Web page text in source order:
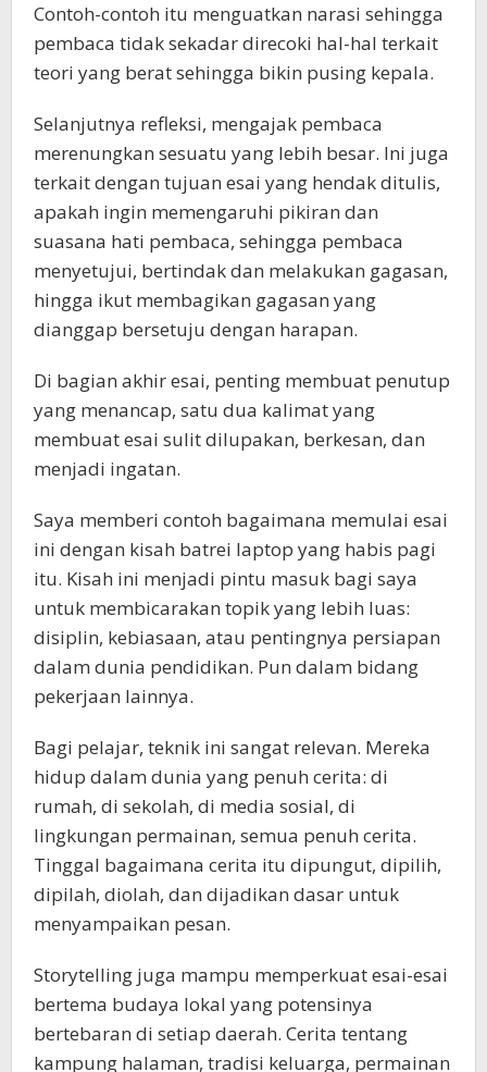
Contoh-contoh itu menguatkan narasi sehingga
pembaca tidak sekadar direcoki hal-hal terkait
teori yang berat sehingga bikin pusing kepala.
Selanjutnya refleksi, mengajak pembaca
merenungkan sesuatu yang lebih besar. Ini juga
terkait dengan tujuan esai yang hendak ditulis,
apakah ingin memengaruhi pikiran dan
suasana hati pembaca, sehingga pembaca
menyetujui, bertindak dan melakukan gagasan,
hingga ikut membagikan gagasan yang
dianggap bersetuju dengan harapan.
Di bagian akhir esai, penting membuat penutup
yang menancap, satu dua kalimat yang
membuat esai sulit dilupakan, berkesan, dan
menjadi ingatan.
Saya memberi contoh bagaimana memulai esai
ini dengan kisah batrei laptop yang habis pagi
itu. Kisah ini menjadi pintu masuk bagi saya
untuk membicarakan topik yang lebih luas:
disiplin, kebiasaan, atau pentingnya persiapan
dalam dunia pendidikan. Pun dalam bidang
pekerjaan lainnya.
Bagi pelajar, teknik ini sangat relevan. Mereka
hidup dalam dunia yang penuh cerita: di
rumah, di sekolah, di media sosial, di
lingkungan permainan, semua penuh cerita.
Tinggal bagaimana cerita itu dipungut, dipilih,
dipilah, diolah, dan dijadikan dasar untuk
menyampaikan pesan.
Storytelling juga mampu memperkuat esai-esai
bertema budaya lokal yang potensinya
bertebaran di setiap daerah. Cerita tentang
kampung halaman, tradisi keluarga, permainan